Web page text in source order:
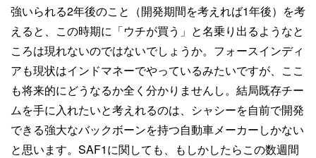
強いられる2年後のこと（開発期間を考えれば1年後）を考
えると、この時期に「ウチが買う」と名乗り出るようなと
ころは現れないのではないでしょうか。フォースインディ
アも現状はインドマネーでやっているみたいですが、ここ
も将来的にどうなるか全く分かりませんし。結局既存チー
ムを手に入れたいと考えれるのは、シャシーを自前で開発
できる強大なバックボーンを持つ自動車メーカーしかない
と思います。SAF1に関しても、もしかしたらこの数週間